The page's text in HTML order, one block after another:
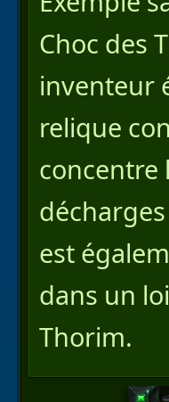
Choc des
inventeur
relique
concentre
est
dans un
Thorim.